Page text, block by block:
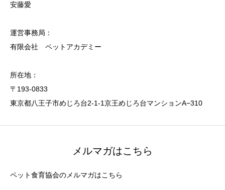
安藤愛
運営事務局：
有限会社 ペットアカデミー
所在地：
〒193-0833
東京都八王子市めじろ台2-1-1京王めじろ台マンションA−310
メルマガはこちら
ペット食育協会のメルマガはこちら